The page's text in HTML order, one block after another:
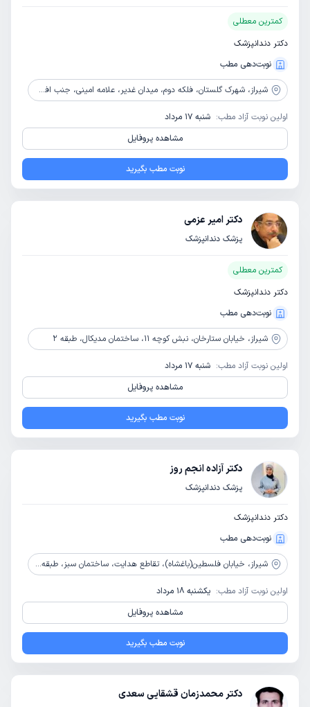
کمترین معطلی
دکتر دندانپزشک
نوبت‌دهی مطب
شیراز، شهرک گلستان، فلکه دوم، میدان غدیر، علامه امینی، جنب افق کوروش، طبقه فوقانی لوازم خانگی اسنوا
اولین نوبت آزاد مطب: شنبه 17 مرداد
مشاهده پروفایل
نوبت مطب بگیرید
دکتر امیر عزمی
پزشک دندانپزشک
کمترین معطلی
دکتر دندانپزشک
نوبت‌دهی مطب
شیراز، خیابان ستارخان، نبش کوچه 11، ساختمان مدیکال، طبقه 2
اولین نوبت آزاد مطب: شنبه 17 مرداد
مشاهده پروفایل
نوبت مطب بگیرید
دکتر آزاده انجم روز
پزشک دندانپزشک
دکتر دندانپزشک
نوبت‌دهی مطب
شیراز، خیابان فلسطین(باغشاه)، تقاطع هدایت، ساختمان سبز، طبقه 1، واحد 1
اولین نوبت آزاد مطب: یکشنبه 18 مرداد
مشاهده پروفایل
نوبت مطب بگیرید
دکتر محمدزمان قشقایی سعدی